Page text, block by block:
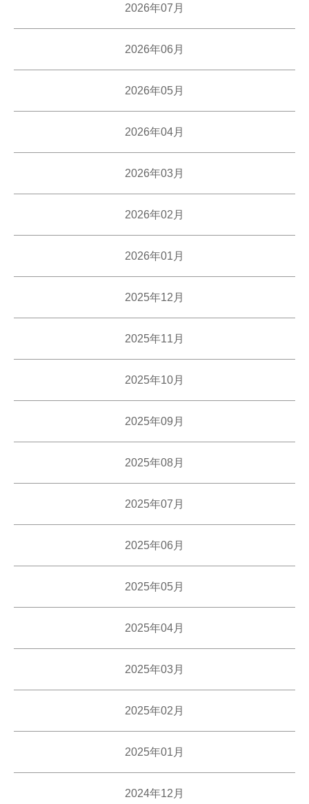
2026年07月
2026年06月
2026年05月
2026年04月
2026年03月
2026年02月
2026年01月
2025年12月
2025年11月
2025年10月
2025年09月
2025年08月
2025年07月
2025年06月
2025年05月
2025年04月
2025年03月
2025年02月
2025年01月
2024年12月